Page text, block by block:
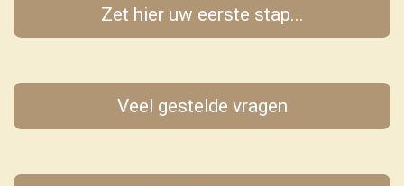
Zet hier uw eerste stap...
Veel gestelde vragen